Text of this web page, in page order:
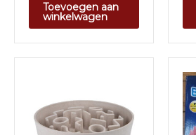
Toevoegen aan
winkelwagen